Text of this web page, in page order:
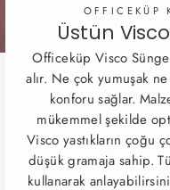
OFFICEKÜP
Üstün
Officeküp Visco
alır. Ne çok yumuşak
konforu sağlar.
mükemmel şekilde
Visco yastıkların çoğu
düşük gramaja sahip.
kullanarak